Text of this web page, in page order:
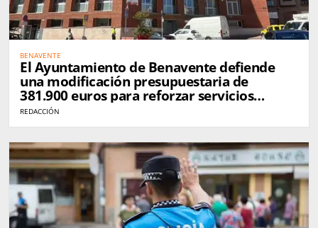
BENAVENTE
El Ayuntamiento de Benavente defiende
una modificación presupuestaria de
381.900 euros para reforzar servicios
municipales
REDACCIÓN